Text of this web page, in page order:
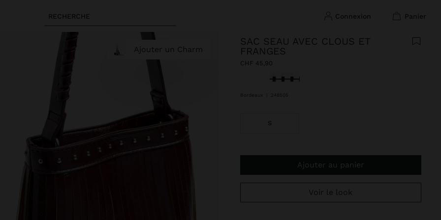
RECHERCHE connexion panier
Ajouter un Charm
SAC SEAU AVEC CLOUS ET
FRANGES
CHF 45,90
sélectionné(s)
Bordeaux 248505
S
Ajouter au panier
Voir le look